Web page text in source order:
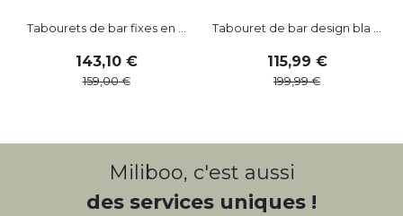
Tabourets de bar fixes en ...
143,10
159,00
Tabouret de bar design bla ...
115,99
199,99
Miliboo, c'est aussi
des services uniques !